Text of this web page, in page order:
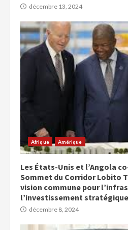
décembre 13, 2024
Afrique Amérique
Les États-Unis et l’Angola
Sommet du Corridor Lobito
vision commune pour
l’investissement
décembre 8, 2024